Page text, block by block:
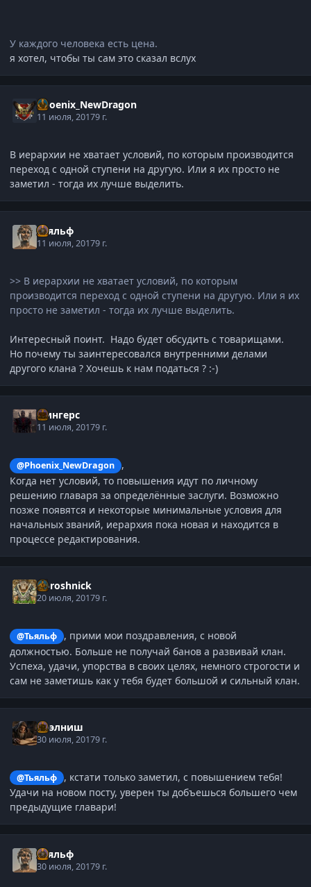
У каждого человека есть цена.
я хотел, чтобы ты сам это сказал вслух
Phoenix_NewDragon
11 июля, 20179 г.
В иерархии не хватает условий, по которым производится
переход с одной ступени на другую. Или я их просто не
заметил - тогда их лучше выделить.
Тьяльф
11 июля, 20179 г.
>> В иерархии не хватает условий, по которым
производится переход с одной ступени на другую. Или я их
просто не заметил - тогда их лучше выделить.
Интересный поинт. Надо будет обсудить с товарищами.
Но почему ты заинтересовался внутренними делами
другого клана ? Хочешь к нам податься ? :-)
Фингерс
11 июля, 20179 г.
@Phoenix_NewDragon
,
Когда нет условий, то повышения идут по личному
решению главаря за определённые заслуги. Возможно
позже появятся и некоторые минимальные условия для
начальных званий, иерархия пока новая и находится в
процессе редактирования.
Doroshnick
20 июля, 20179 г.
@Тьяльф
, прими мои поздравления, с новой
должностью. Больше не получай банов а развивай клан.
Успеха, удачи, упорства в своих целях, немного строгости и
сам не заметишь как у тебя будет большой и сильный клан.
Нээлниш
30 июля, 20179 г.
@Тьяльф
, кстати только заметил, с повышением тебя!
Удачи на новом посту, уверен ты добъешься большего чем
предыдущие главари!
Тьяльф
30 июля, 20179 г.